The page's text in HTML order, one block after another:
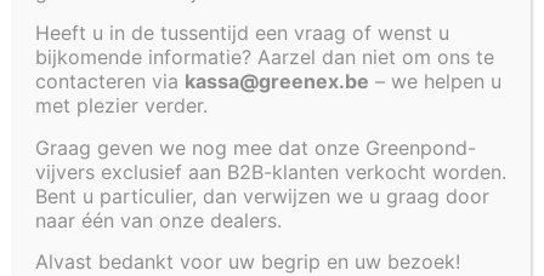
Beheer toestemming
Om de beste ervaringen te bieden, gebruiken wij technologieën zoals
Vijvers
Decoratieve afwerkingen
Watertafels
[RM_Login]
Greenpond by Greenex
Heirbaan 38
9220 Hamme
BTW BE 0750.550.283
Heeft u in de tussentijd een vraag of wenst u
bijkomende informatie? Aarzel dan niet om ons te
contacteren via kassa@greenex.be – we helpen u
met plezier verder.
Graag geven we nog mee dat onze Greenpond-
vijvers exclusief aan B2B-klanten verkocht worden.
Bent u particulier, dan verwijzen we u graag door
naar één van onze dealers.
Alvast bedankt voor uw begrip en uw bezoek!